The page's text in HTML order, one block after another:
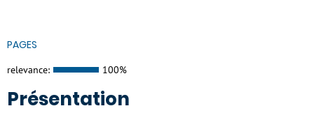
PAGES
relevance: 100%
Présentation